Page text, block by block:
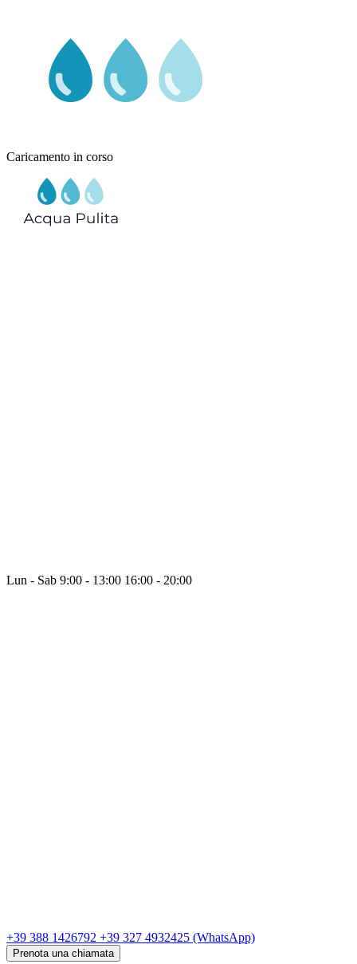
Caricamento in corso
Lun - Sab 9:00 - 13:00 16:00 - 20:00
+39 388 1426792 +39 327 4932425 (WhatsApp)
Prenota una chiamata